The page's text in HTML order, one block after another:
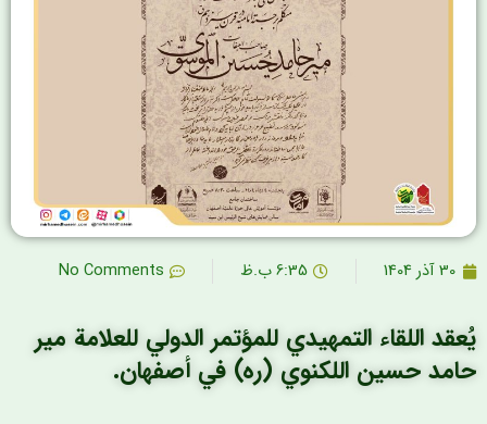
30 آذر 1404 6:35 ب.ظ No Comments
اللقاء التمهيدي للمؤتمر الدولي للعلامة مير
حسين اللكنوي (ره) في أصفهان.